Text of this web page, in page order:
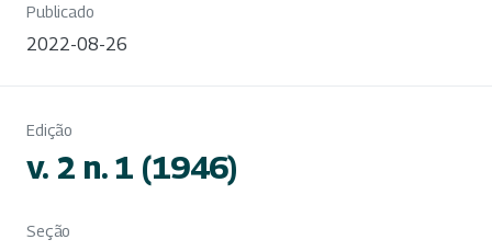
Publicado
2022-08-26
Edição
v. 2 n. 1 (1946)
Seção